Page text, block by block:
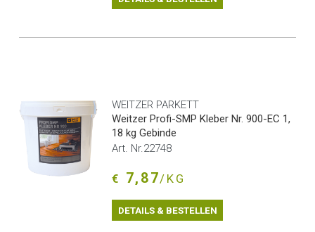
WEITZER PARKETT
Weitzer Profi-SMP Kleber Nr. 900-EC 1,
18 kg Gebinde
Art. Nr.22748
€ 7,87/KG
DETAILS & BESTELLEN